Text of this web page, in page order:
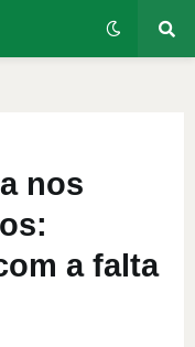
nos
a falta